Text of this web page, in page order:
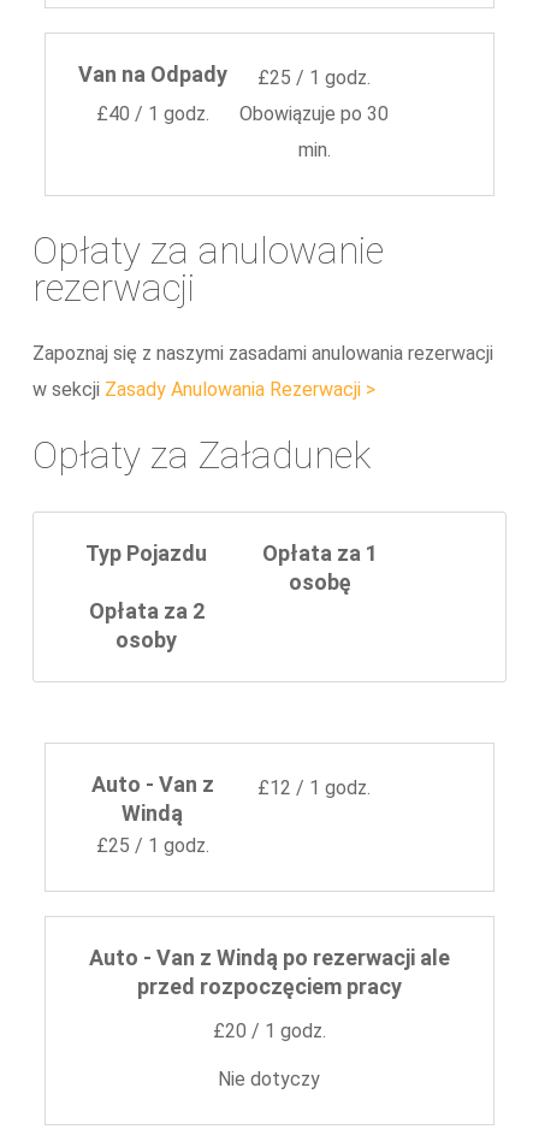
Van na Odpady
£25 / 1 godz.
£40 / 1 godz.
Obowiązuje po 30
min.
Opłaty za anulowanie
rezerwacji
Zapoznaj się z naszymi zasadami anulowania rezerwacji
w sekcji Zasady Anulowania Rezerwacji >
Opłaty za Załadunek
Typ Pojazdu
Opłata za 1
osobę
Opłata za 2
osoby
Auto - Van z
Windą
£12 / 1 godz.
£25 / 1 godz.
Auto - Van z Windą po rezerwacji ale
przed rozpoczęciem pracy
£20 / 1 godz.
Nie dotyczy